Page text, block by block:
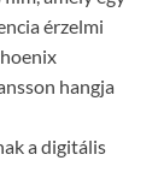
érzelmi
hangja
a digitális